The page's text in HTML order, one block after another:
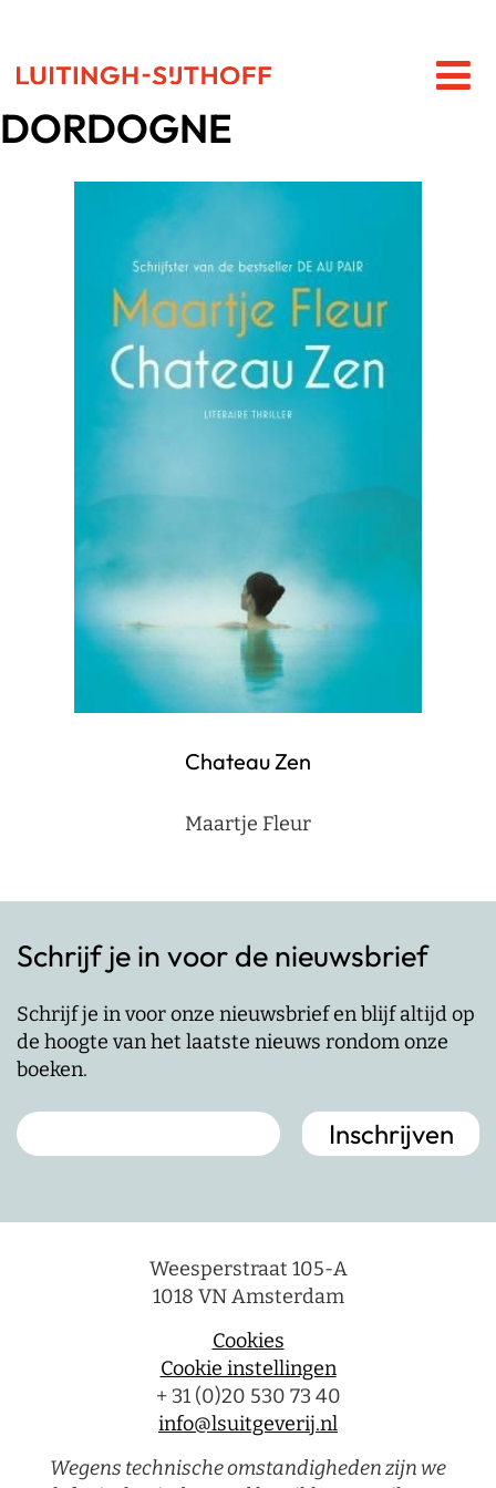
DORDOGNE
Chateau Zen
Maartje Fleur
Schrijf je in voor de nieuwsbrief
Schrijf je in voor onze nieuwsbrief en blijf altijd op
de hoogte van het laatste nieuws rondom onze
boeken.
Weesperstraat 105-A
1018 VN Amsterdam
Cookies
Cookie instellingen
+ 31 (0)20 530 73 40
info@lsuitgeverij.nl
Wegens technische omstandigheden zijn we